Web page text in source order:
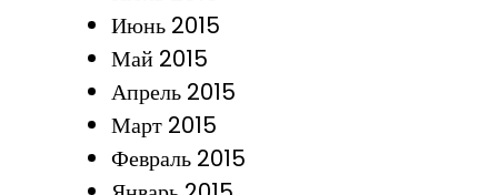
Июнь 2015
Май 2015
Апрель 2015
Март 2015
Февраль 2015